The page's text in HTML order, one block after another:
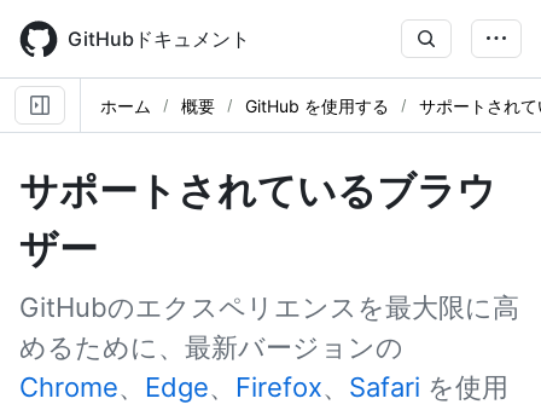
main
content
GitHubドキュメント
ホーム 概要 GitHub を使用する サポートされ
サポートされているブラウ
ザー
GitHubのエクスペリエンスを最大限に高
めるために、最新バージョンの
Chrome、 Edge、 Firefox、 Safari を使用